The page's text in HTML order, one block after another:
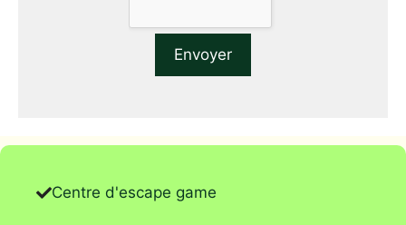
Centre d'escape game